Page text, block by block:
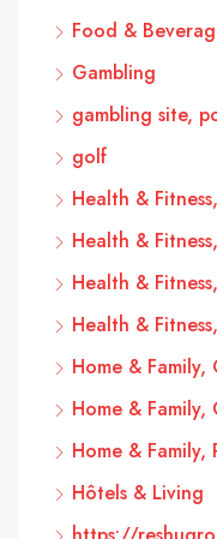
Food &
Gambling
gambling site,
golf
Health &
Health &
Health &
Health &
Home & Family,
Home &
Home & Family,
Hôtels & Living